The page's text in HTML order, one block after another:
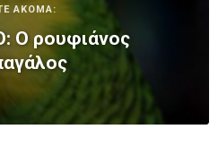
ΑΚΟΜΑ:
Ο ρουφιάνος